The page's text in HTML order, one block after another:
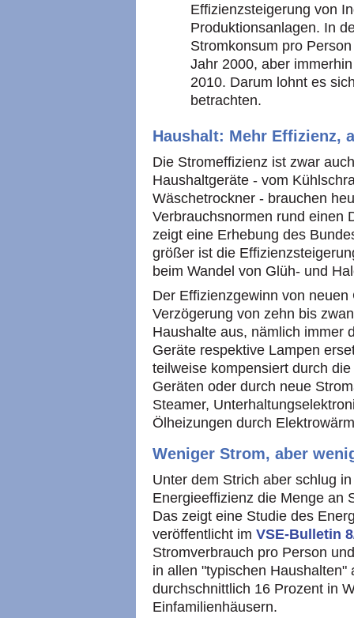
Effizienzsteigerung von
Produktionsanlagen. In
Stromkonsum pro
Jahr 2000, aber
2010. Darum lohnt es
betrachten.
Haushalt: Mehr Effizienz,
Die Stromeffizienz ist zwar
Haushaltgeräte - vom
Wäschetrockner - brauchen
Verbrauchsnormen rund einen
zeigt eine Erhebung des
größer ist die
beim Wandel von Glüh- und
Der Effizienzgewinn von
Verzögerung von zehn bis
Haushalte aus, nämlich immer
Geräte respektive Lampen
teilweise kompensiert durch
Geräten oder durch neue
Steamer,
Ölheizungen durch
Weniger Strom, aber
Unter dem Strich aber schlug
Energieeffizienz die Menge an
Das zeigt eine Studie des
veröffentlicht im VSE-Bulletin
Stromverbrauch pro Person
in allen "typischen
durchschnittlich 16 Prozent in
Einfamilienhäusern.